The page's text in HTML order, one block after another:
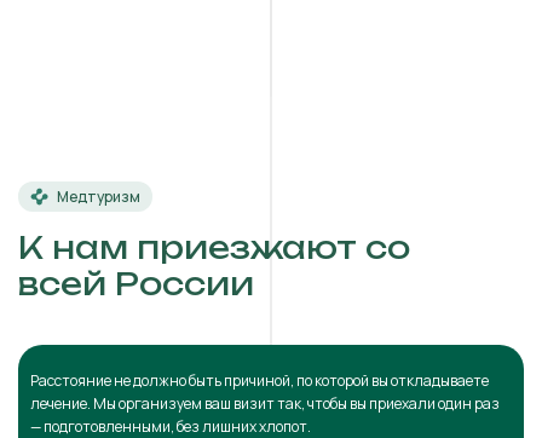
Медтуризм
К нам приезжают со
всей России
Расстояние не должно быть причиной, по которой вы откладываете
лечение. Мы организуем ваш визит так, чтобы вы приехали один раз
— подготовленными, без лишних хлопот.